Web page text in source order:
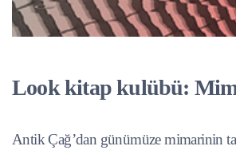
Look kitap kulübü:
Antik Çağ’dan günümüze mimarinin